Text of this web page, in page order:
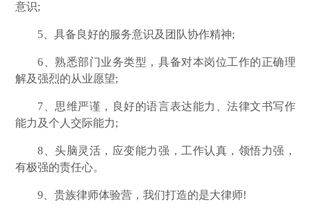
意识;
5、具备良好的服务意识及团队协作精神;
6、熟悉部门业务类型，具备对本岗位工作的正确理
解及强烈的从业愿望;
7、思维严谨，良好的语言表达能力、法律文书写作
能力及个人交际能力;
8、头脑灵活，应变能力强，工作认真，领悟力强，
有极强的责任心。
9、贵族律师体验营，我们打造的是大律师!